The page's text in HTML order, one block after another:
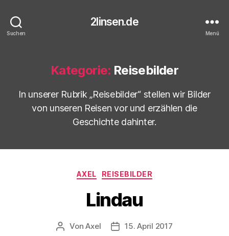
Suchen
2linsen.de
Menü
Kategorie: Reisebilder
In unserer Rubrik „Reisebilder“ stellen wir Bilder
von unseren Reisen vor und erzählen die
Geschichte dahinter.
Kategorien
AXEL REISEBILDER
Lindau
Beitragsautor
VonAxel Veröffentlichungsdatum
15. April 2017